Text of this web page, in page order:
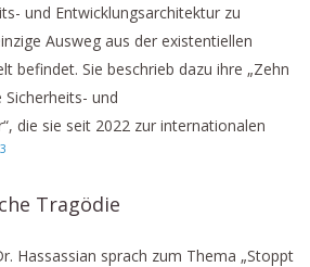
und Entwicklungsarchitektur zu
Ausweg aus der existentiellen
befindet. Sie beschrieb dazu ihre „Zehn
und
die sie seit 2022 zur internationalen
3
Tragödie
Hassassian sprach zum Thema „Stoppt